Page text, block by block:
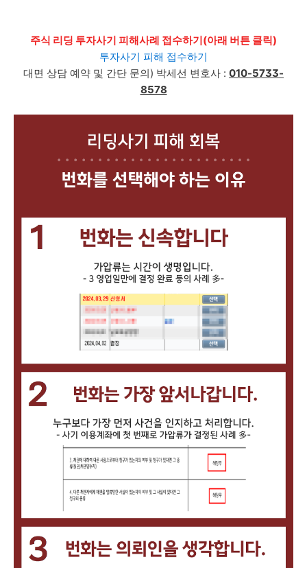
주식 리딩 투자사기 피해사례 접수하기(아래 버튼 클릭)
투자사기 피해 접수하기
대면 상담 예약 및 간단 문의) 박세선 변호사 : 010-5733-
8578